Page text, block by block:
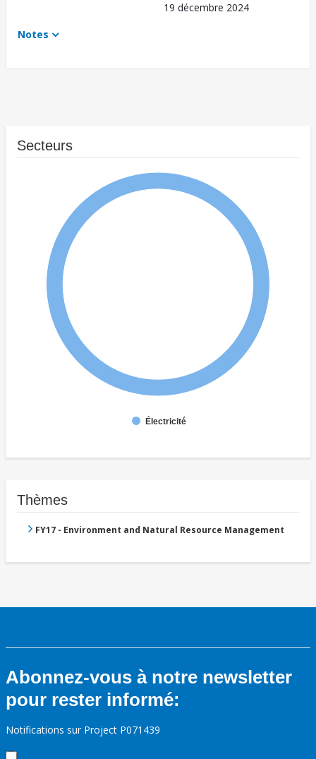
19 décembre 2024
Notes
Secteurs
Électricité
Thèmes
FY17 - Environment and Natural Resource Management
Abonnez-vous à notre newsletter
pour rester informé:
Notifications sur Project P071439